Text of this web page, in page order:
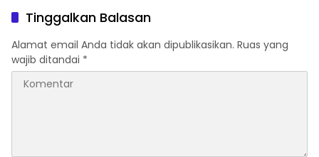
Tinggalkan Balasan
Alamat email Anda tidak akan dipublikasikan. Ruas yang
wajib ditandai *